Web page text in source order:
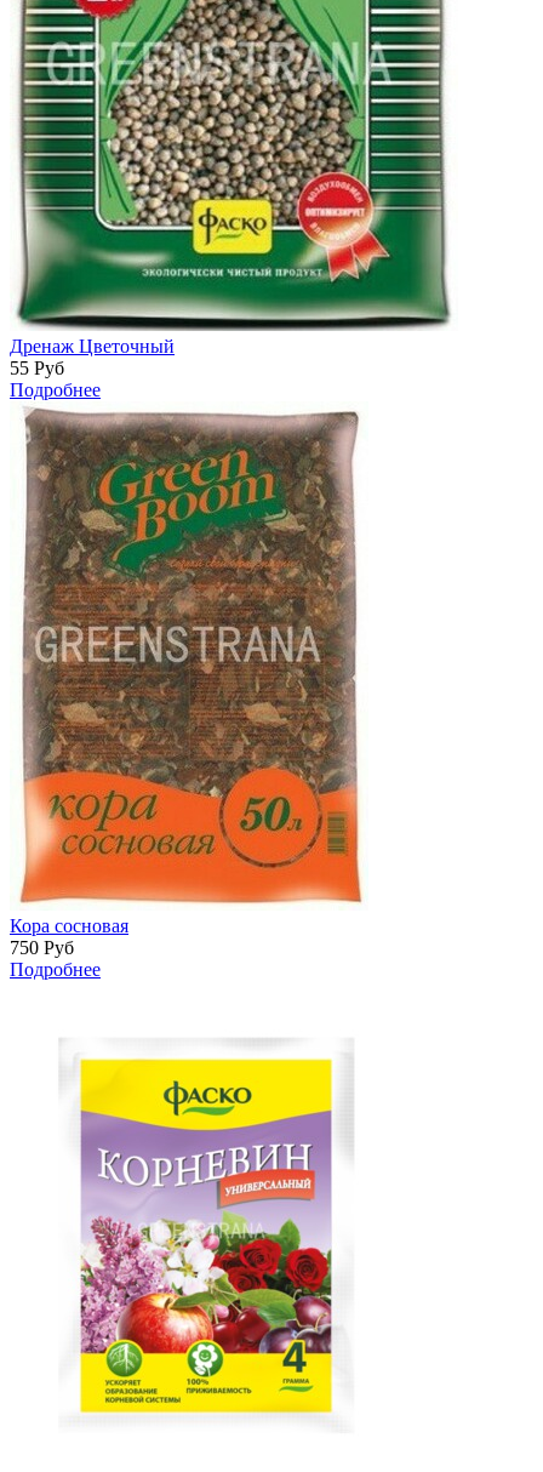
Дренаж Цветочный
55 Руб
Подробнее
Кора сосновая
750 Руб
Подробнее